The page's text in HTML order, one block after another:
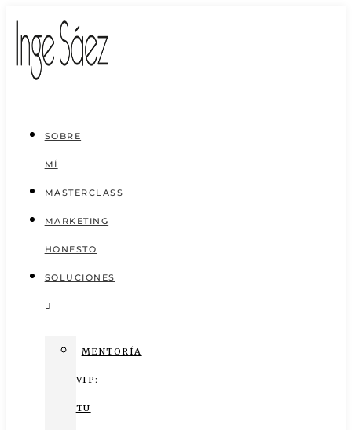
Saltar
contenido
SOBRE
MÍ
MASTERCLASS
MARKETING
HONESTO
SOLUCIONES
MENTORÍA
VIP:
TU